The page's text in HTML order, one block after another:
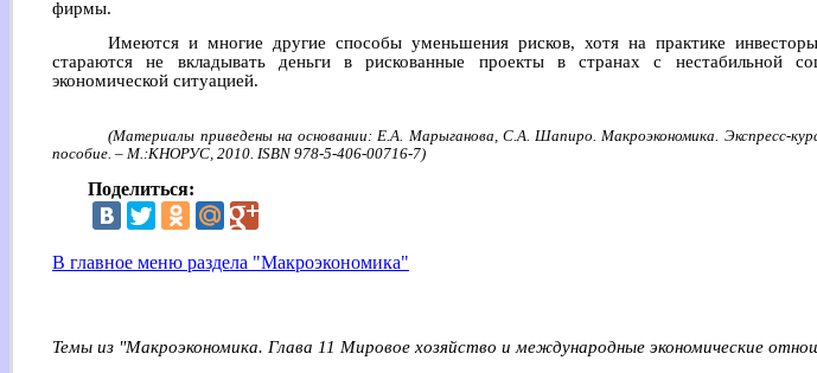
фирмы.
Имеются и многие другие способы уменьшения рисков, хотя на практике
стараются не вкладывать деньги в рискованные проекты в странах с нестабильной
экономической ситуацией.
(Материалы приведены на основании: Е.А. Марыганова, С.А. Шапиро. Макроэкономика. Экспресс-
пособие. – М.:КНОРУС, 2010. ISBN 978-5-406-00716-7)
Поделиться:
В главное меню раздела "Макроэкономика"
Темы из "Макроэкономика. Глава 11 Мировое хозяйство и международные экономические